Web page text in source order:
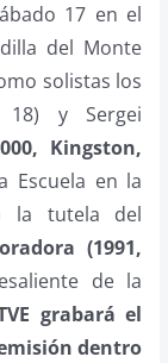
17 en el
del Monte
solistas los
18) y Sergei
Kingston,
Escuela en la
la tutela del
(1991,
de la
grabará el
dentro